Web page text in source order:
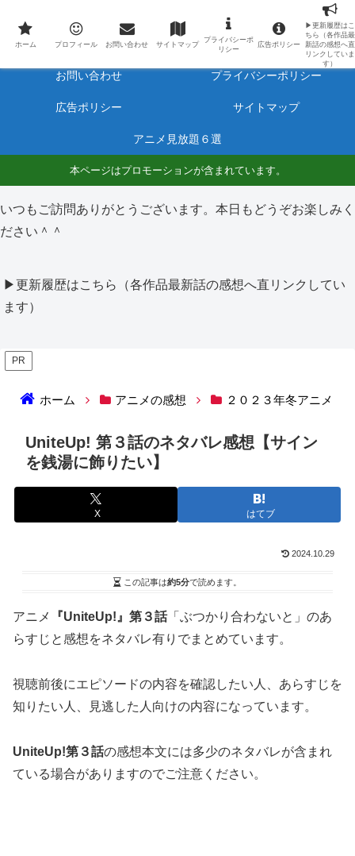
最新アニメのあらすじと感想をネタバレ有りで毎日更新しています。
ホーム プロフィール
お問い合わせ プライバシーポリシー
広告ポリシー サイトマップ
アニメ見放題６選
本ページはプロモーションが含まれています。
いつもご訪問ありがとうございます。本日もどうぞお楽しみく
ださい＾＾
▶更新履歴はこちら（各作品最新話の感想へ直リンクしてい
ます）
PR
ホーム アニメの感想 ２０２３年冬アニメ
UniteUp! 第３話のネタバレ感想【サイン
を銭湯に飾りたい】
X はてブ
2024.10.29
この記事は約5分で読めます。
アニメ 『UniteUp!』第３話「ぶつかり合わないと」のあ
らすじと感想をネタバレ有りでまとめています。
視聴前後にエピソードの内容を確認したい人、あらすじを
知りたい人、見逃した人向けの内容になっています。
UniteUp!第３話の感想本文には多少のネタバレが含まれ
ている場合がありますのでご注意ください。
ホーム プロフィール お問い合わせ サイトマップ
プライバシーポ
リシー
広告ポリシー
▶更新履歴はこ
ちら（各作品最
新話の感想へ直
リンクしていま
す）